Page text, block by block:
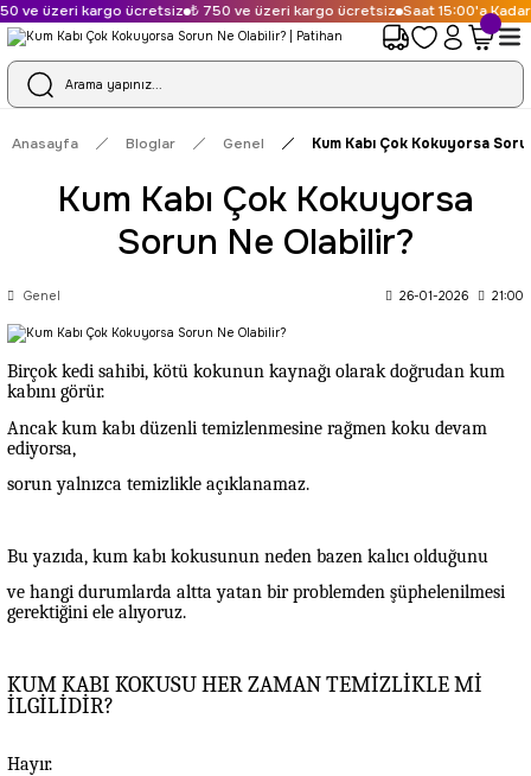
ve üzeri kargo ücretsiz ₺ 750 ve üzeri kargo ücretsiz Saat 15:00'a Kadar
Anasayfa Bloglar Genel Kum Kabı Çok Kokuyorsa
Kum Kabı Çok Kokuyorsa
Sorun Ne Olabilir?
Genel 26-01-2026 21:00
Birçok kedi sahibi, kötü kokunun kaynağı olarak doğrudan kum
kabını görür.
Ancak kum kabı düzenli temizlenmesine rağmen koku devam
ediyorsa,
sorun yalnızca temizlikle açıklanamaz.
Bu yazıda, kum kabı kokusunun neden bazen kalıcı olduğunu
ve hangi durumlarda altta yatan bir problemden şüphelenilmesi
gerektiğini ele alıyoruz.
KUM KABI KOKUSU HER ZAMAN TEMİZLİKLE Mİ
İLGİLİDİR?
Hayır.